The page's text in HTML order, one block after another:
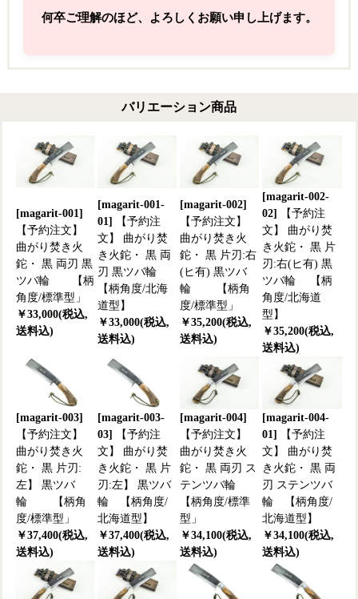
何卒ご理解のほど、よろしくお願い申し上げます。
バリエーション商品
[magarit-001]
【予約注文】
曲がり焚き火
鉈・ 黒 両刃 黒
ツバ輪 【柄
角度/標準型」
￥33,000(税込,
送料込)
[magarit-001-
01]
【予約注
文】 曲がり焚
き火鉈・ 黒 両
刃 黒ツバ輪
【柄角度/北海
道型】
￥33,000(税込,
送料込)
[magarit-002]
【予約注文】
曲がり焚き火
鉈・ 黒 片刃:右
(ヒ有) 黒ツバ
輪 【柄角
度/標準型」
￥35,200(税込,
送料込)
[magarit-002-
02]
【予約注
文】 曲がり焚
き火鉈・ 黒 片
刃:右(ヒ有) 黒
ツバ輪 【柄
角度/北海道
型】
￥35,200(税込,
送料込)
[magarit-003]
【予約注文】
曲がり焚き火
鉈・ 黒 片刃:
左】 黒ツバ
輪 【柄角
度/標準型」
￥37,400(税込,
送料込)
[magarit-003-
03]
【予約注
文】 曲がり焚
き火鉈・ 黒 片
刃:左】 黒ツバ
輪 【柄角度/
北海道型】
￥37,400(税込,
送料込)
[magarit-004]
【予約注文】
曲がり焚き火
鉈・ 黒 両刃 ス
テンツバ輪
【柄角度/標準
型」
￥34,100(税込,
送料込)
[magarit-004-
01]
【予約注
文】 曲がり焚
き火鉈・ 黒 両
刃 ステンツバ
輪 【柄角度/
北海道型】
￥34,100(税込,
送料込)